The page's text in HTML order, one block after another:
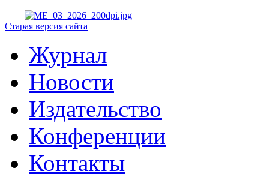
Старая версия сайта
Журнал
Новости
Издательство
Конференции
Контакты